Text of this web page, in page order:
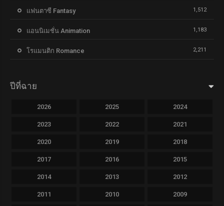
แฟนตาซี Fantasy 1,512
แอนนิเมชั่น Animation 1,183
โรแมนติก Romance 2,211
ปีที่ฉาย
2026 2025 2024
2023 2022 2021
2020 2019 2018
2017 2016 2015
2014 2013 2012
2011 2010 2009